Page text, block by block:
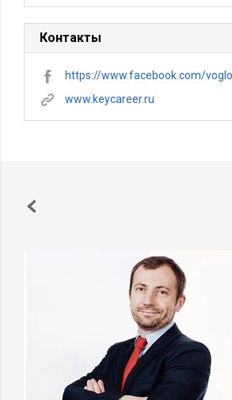
Контакты
www.keycareer.ru